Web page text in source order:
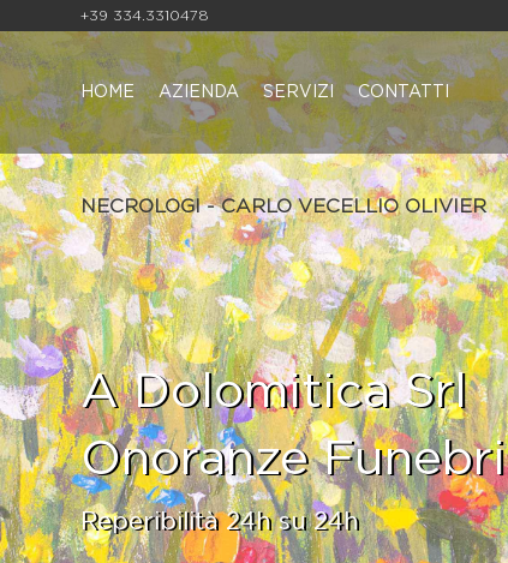
+39 334.3310478
HOME AZIENDA SERVIZI CONTATTI
A Dolomitica Srl
Onoranze Funebri
Reperibilità 24h su 24h
NECROLOGI - CARLO VECELLIO OLIVIER